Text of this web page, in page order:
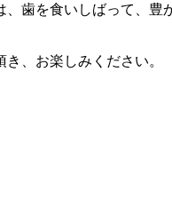
歯を食いしばって、豊
、お楽しみください。